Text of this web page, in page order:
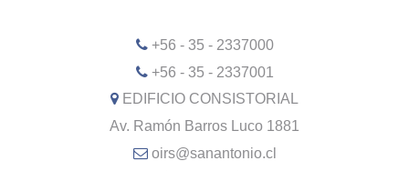
+56 - 35 - 2337000
+56 - 35 - 2337001
EDIFICIO CONSISTORIAL
Av. Ramón Barros Luco 1881
oirs@sanantonio.cl